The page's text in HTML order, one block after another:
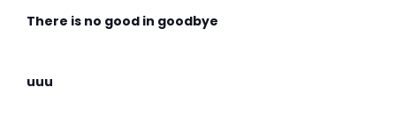
There is no good in goodbye
uuu